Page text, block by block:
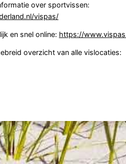
over sportvissen:
vispas/
en snel online: https://
overzicht van alle vislocaties: